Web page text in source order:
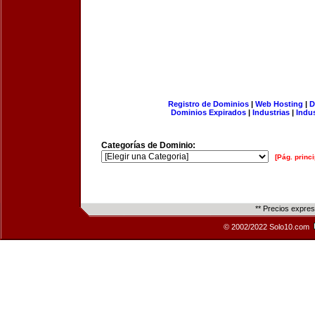
Registro de Dominios| Web Hosting |
Dominios Expirados | Industrias |
Categorías de Dominio:
[Pág.
** Precios
© 2002/2022 Solo10.com